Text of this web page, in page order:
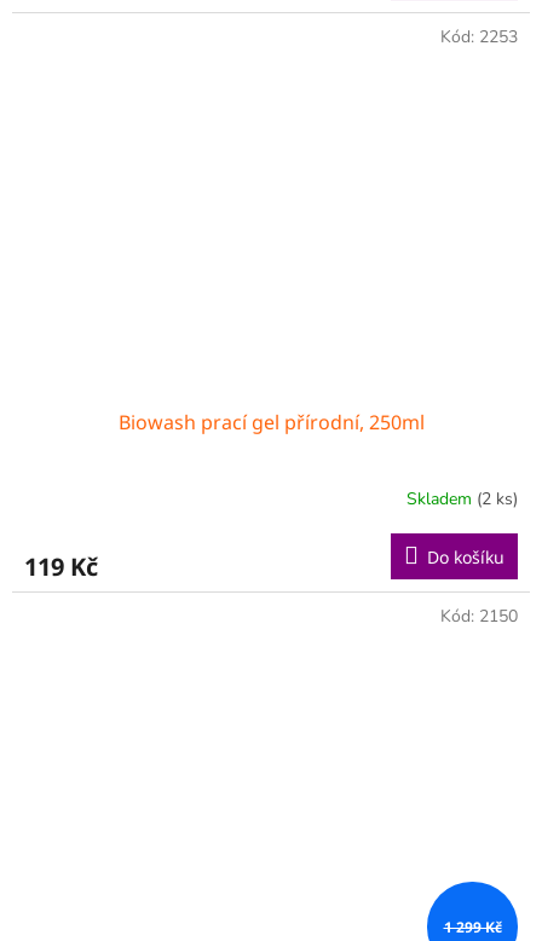
Biowash prací gel přírodní, 250ml
Skladem (2 ks)
119 Kč Do košíku
Kód: 2253
1 299 Kč
Kód: 2150